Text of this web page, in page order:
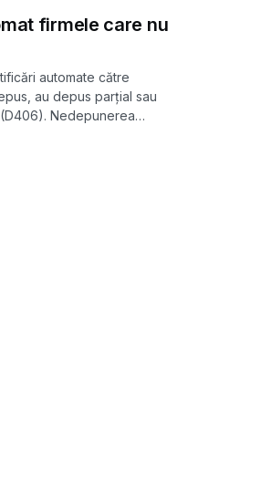
firmele care nu
automate către
au depus parțial sau
Nedepunerea